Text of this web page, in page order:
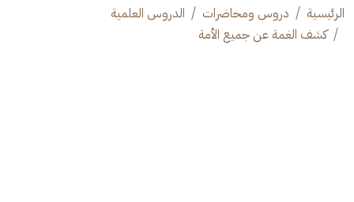
الرئيسية دروس ومحاضرات
الدروس العلمية
كشف الغمة عن جميع الأمة